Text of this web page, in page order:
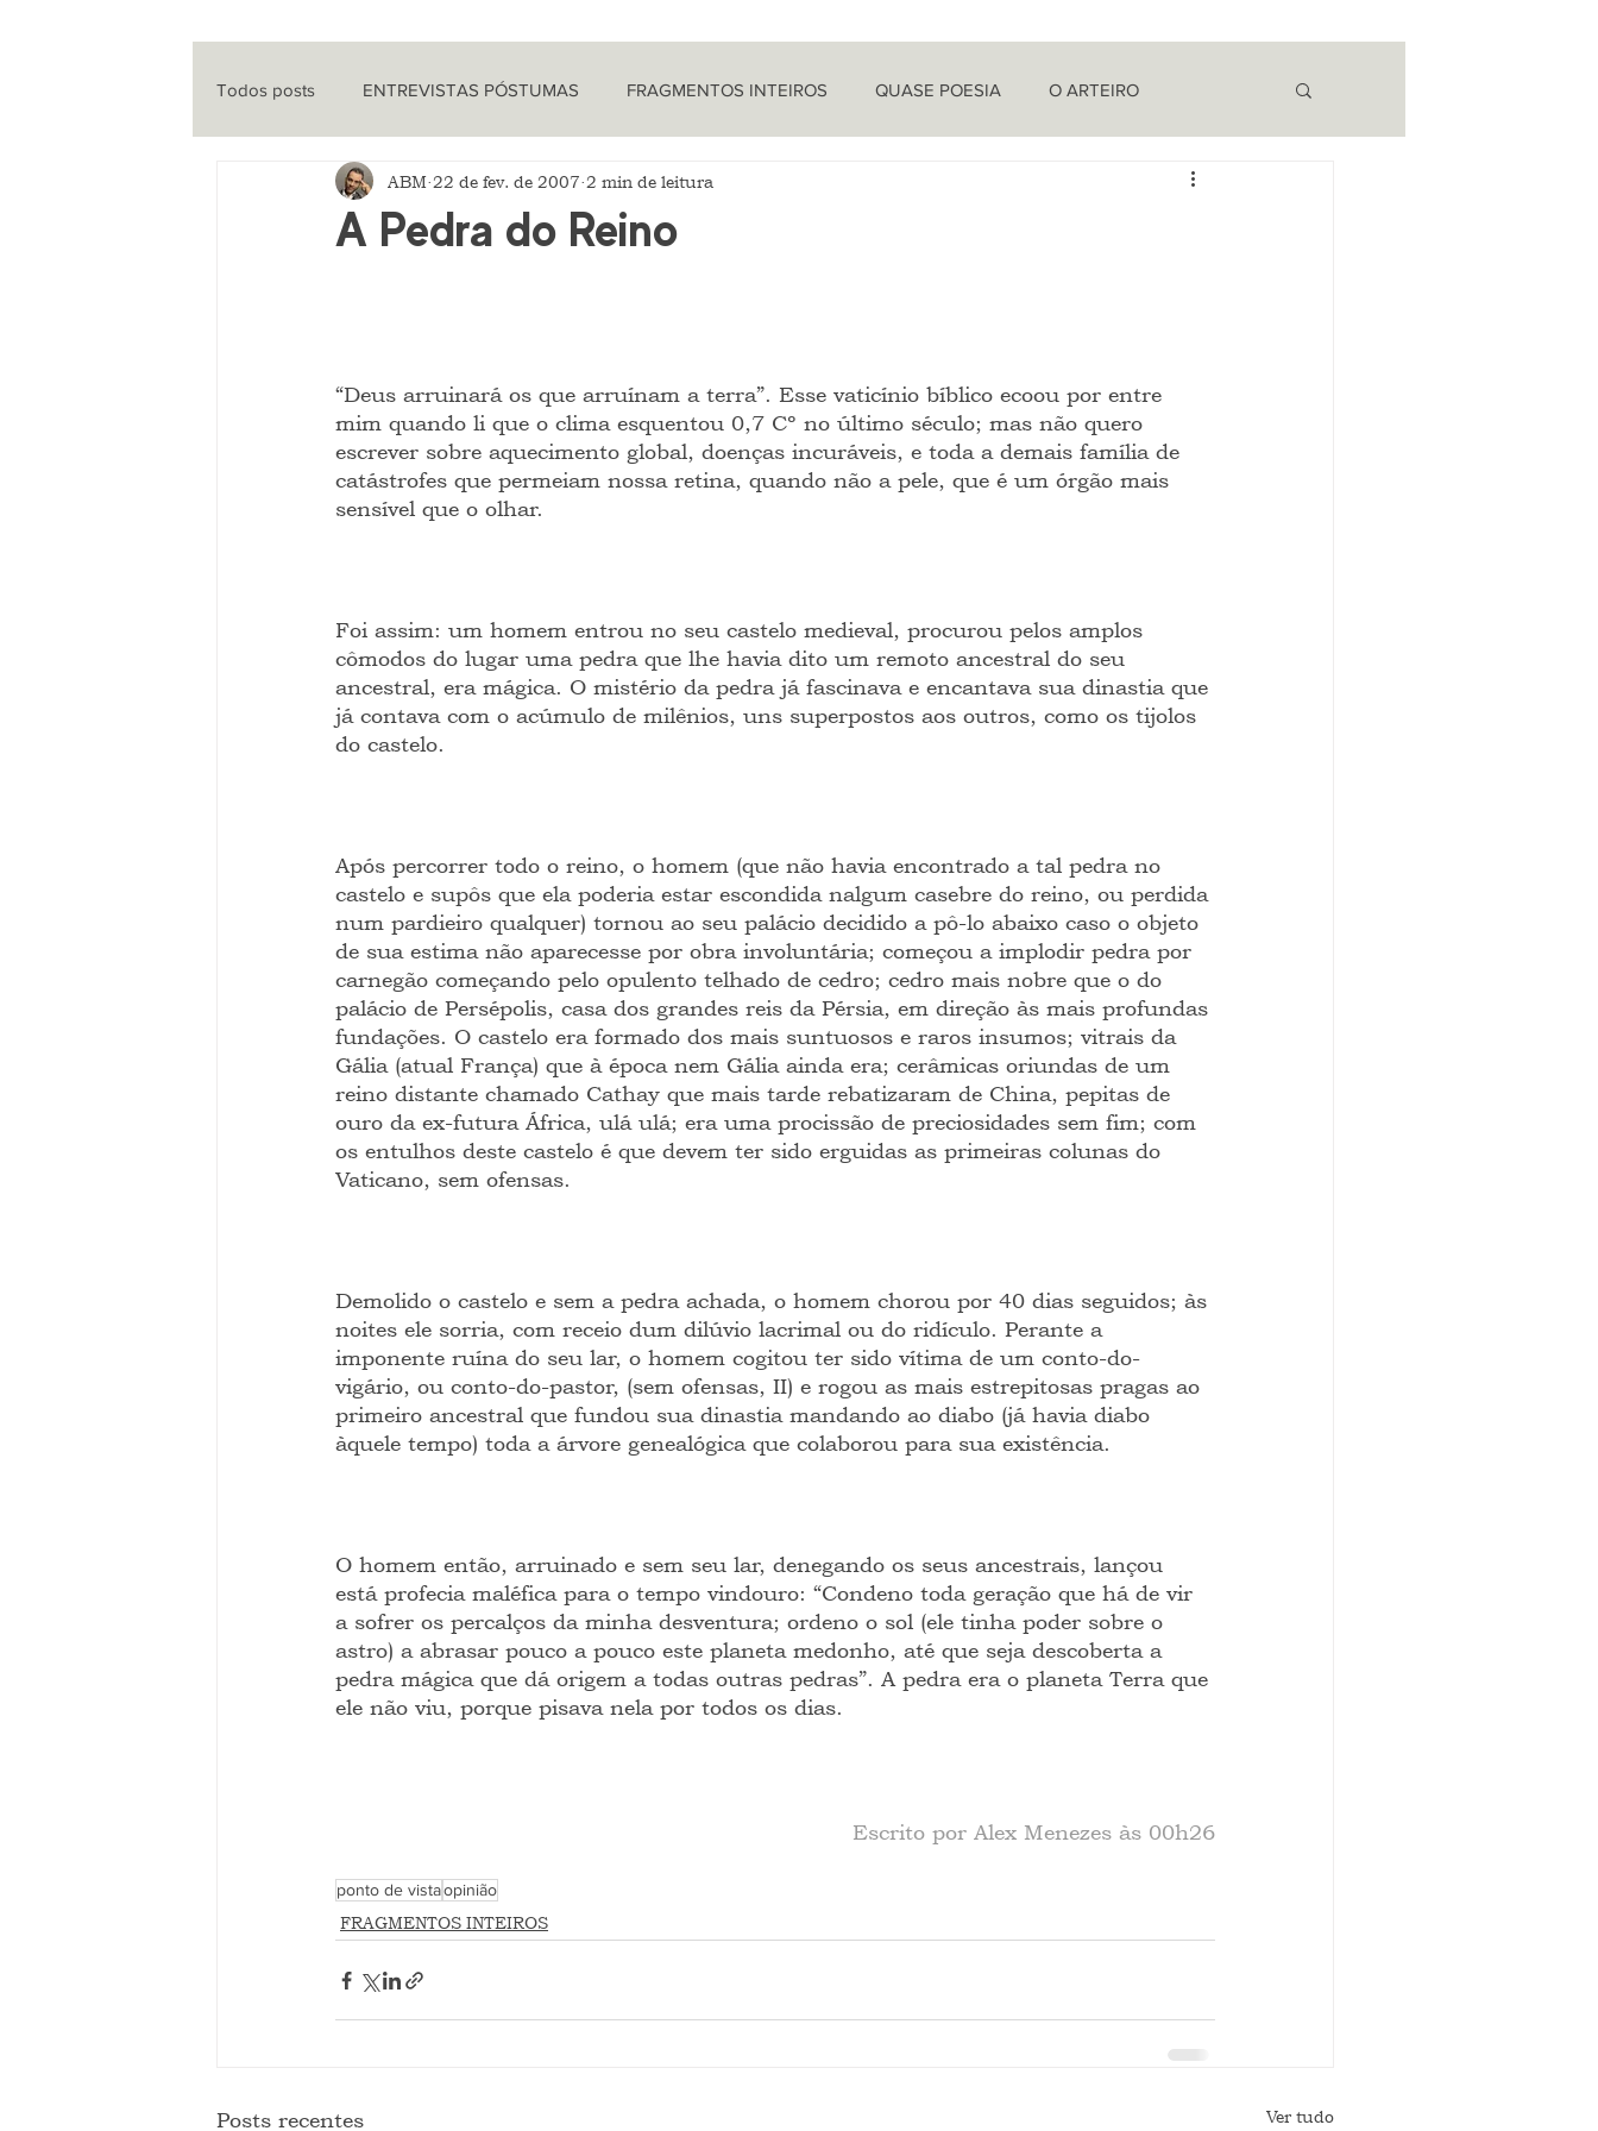
Todos posts ENTREVISTAS PÓSTUMAS FRAGMENTOS INTEIROS QUASE POESIA O ARTEIRO
ENTREVISTAS CINEMA PROVOCAÇÕES NADA FILOSÓFICAS
A Pedra do Reino
ABM 22 de fev. de 2007 2 min de leitura
“Deus arruinará os que arruínam a terra”. Esse vaticínio bíblico ecoou por entre
mim quando li que o clima esquentou 0,7 Cº no último século; mas não quero
escrever sobre aquecimento global, doenças incuráveis, e toda a demais família de
catástrofes que permeiam nossa retina, quando não a pele, que é um órgão mais
sensível que o olhar.
Foi assim: um homem entrou no seu castelo medieval, procurou pelos amplos
cômodos do lugar uma pedra que lhe havia dito um remoto ancestral do seu
ancestral, era mágica. O mistério da pedra já fascinava e encantava sua dinastia que
já contava com o acúmulo de milênios, uns superpostos aos outros, como os tijolos
do castelo.
Após percorrer todo o reino, o homem (que não havia encontrado a tal pedra no
castelo e supôs que ela poderia estar escondida nalgum casebre do reino, ou perdida
num pardieiro qualquer) tornou ao seu palácio decidido a pô-lo abaixo caso o objeto
de sua estima não aparecesse por obra involuntária; começou a implodir pedra por
carnegão começando pelo opulento telhado de cedro; cedro mais nobre que o do
palácio de Persépolis, casa dos grandes reis da Pérsia, em direção às mais profundas
fundações. O castelo era formado dos mais suntuosos e raros insumos; vitrais da
Gália (atual França) que à época nem Gália ainda era; cerâmicas oriundas de um
reino distante chamado Cathay que mais tarde rebatizaram de China, pepitas de
ouro da ex-futura África, ulá ulá; era uma procissão de preciosidades sem fim; com
os entulhos deste castelo é que devem ter sido erguidas as primeiras colunas do
Vaticano, sem ofensas.
Demolido o castelo e sem a pedra achada, o homem chorou por 40 dias seguidos; às
noites ele sorria, com receio dum dilúvio lacrimal ou do ridículo. Perante a
imponente ruína do seu lar, o homem cogitou ter sido vítima de um conto-do-
vigário, ou conto-do-pastor, (sem ofensas, II) e rogou as mais estrepitosas pragas ao
primeiro ancestral que fundou sua dinastia mandando ao diabo (já havia diabo
àquele tempo) toda a árvore genealógica que colaborou para sua existência.
O homem então, arruinado e sem seu lar, denegando os seus ancestrais, lançou
está profecia maléfica para o tempo vindouro: “Condeno toda geração que há de vir
a sofrer os percalços da minha desventura; ordeno o sol (ele tinha poder sobre o
astro) a abrasar pouco a pouco este planeta medonho, até que seja descoberta a
pedra mágica que dá origem a todas outras pedras”. A pedra era o planeta Terra que
ele não viu, porque pisava nela por todos os dias.
Escrito por Alex Menezes às 00h26
ponto de vistaopinião
FRAGMENTOS INTEIROS
Posts recentes Ver tudo